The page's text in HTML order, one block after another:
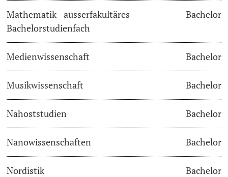
KI in Studium und Lehre
Digitales Lernen
Sprachenzentrum
Lernbörse
Lernräume
Mathematik - ausserfakultäres
Bachelorstudienfach
Bachelor
Medienwissenschaft Bachelor
Musikwissenschaft Bachelor
Nahoststudien Bachelor
Nanowissenschaften Bachelor
Nordistik Bachelor